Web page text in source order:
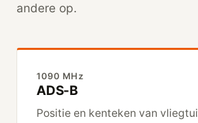
andere op.
1090 MHz
ADS-B
Positie en kenteken van